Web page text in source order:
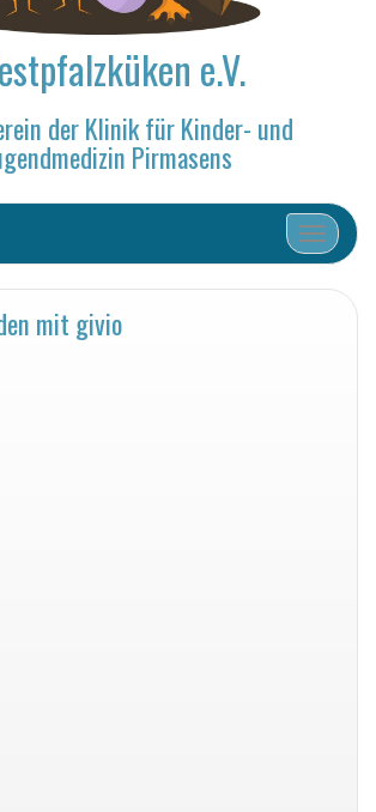
e.V.
der Klinik für Kinder- und
Pirmasens
Schalte
mit givio